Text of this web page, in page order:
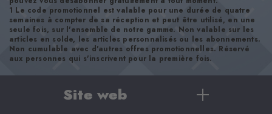
Semelle
Semelle en bouclettes
Style
sportif
Numéro d'article
1 Le code promotionnel est valable pour une durée de quatre
semaines à compter de sa réception et peut être utilisé, en une
seule fois, sur l'ensemble de notre gamme. Non valable sur les
articles en solde, les articles personnalisés ou les abonnements.
Non cumulable avec d'autres offres promotionnelles. Réservé
aux personnes qui s'inscrivent pour la première fois.
Site web